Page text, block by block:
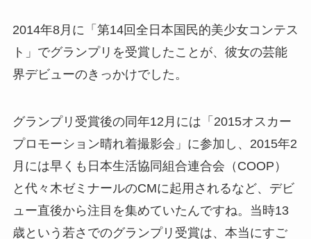
2014年8月に「第14回全日本国民的美少女コンテス
ト」でグランプリを受賞したことが、彼女の芸能
界デビューのきっかけでした。
グランプリ受賞後の同年12月には「2015オスカー
プロモーション晴れ着撮影会」に参加し、2015年2
月には早くも日本生活協同組合連合会（COOP）
と代々木ゼミナールのCMに起用されるなど、デビ
ュー直後から注目を集めていたんですね。当時13
歳という若さでのグランプリ受賞は、本当にすご